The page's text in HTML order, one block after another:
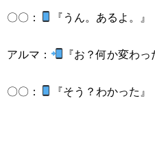
〇〇： 『うん。あるよ。』
アルマ： 『お？何か変わ
〇〇： 『そう？わかった』